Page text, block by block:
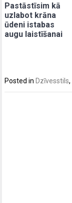
Pastāstīsim kā
uzlabot krāna
ūdeni istabas
augu laistīšanai
Posted in Dzīvesstils,